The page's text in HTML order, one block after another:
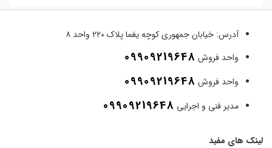
آدرس: خیابان جمهوری کوچه یغما پلاک ۲۲۰ واحد ۸
واحد فروش 09909219648
واحد فروش 09909219648
مدیر فنی و اجرایی 09909219648
لینک های مفید